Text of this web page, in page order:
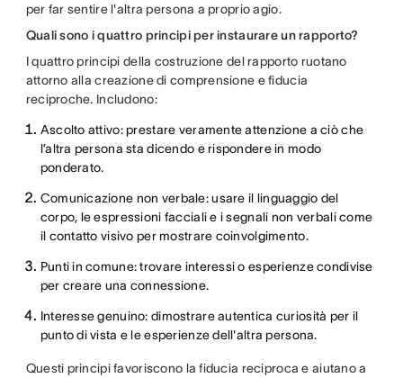
per far sentire l'altra persona a proprio agio.
Quali sono i quattro principi per instaurare un rapporto?
I quattro principi della costruzione del rapporto ruotano
attorno alla creazione di comprensione e fiducia
reciproche. Includono:
Ascolto attivo: prestare veramente attenzione a ciò che
l’altra persona sta dicendo e rispondere in modo
ponderato.
Comunicazione non verbale: usare il linguaggio del
corpo, le espressioni facciali e i segnali non verbali come
il contatto visivo per mostrare coinvolgimento.
Punti in comune: trovare interessi o esperienze condivise
per creare una connessione.
Interesse genuino: dimostrare autentica curiosità per il
punto di vista e le esperienze dell'altra persona.
Questi principi favoriscono la fiducia reciproca e aiutano a